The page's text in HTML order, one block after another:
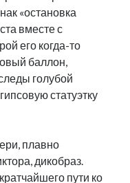
«остановка
вместе с
его когда-то
баллон,
голубой
статуэтку
плавно
дикобраз.
пути ко